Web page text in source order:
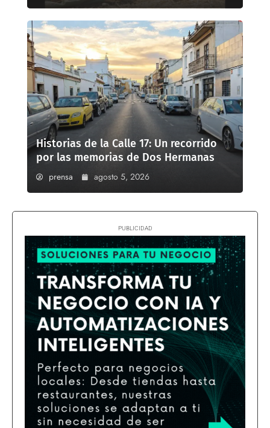
Historias de la Calle 17: Un recorrido
por las memorias de Dos Hermanas
prensa agosto 5, 2026